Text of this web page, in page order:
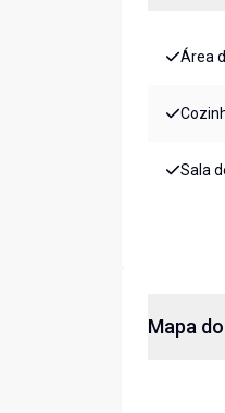
Área
Sala
Mapa